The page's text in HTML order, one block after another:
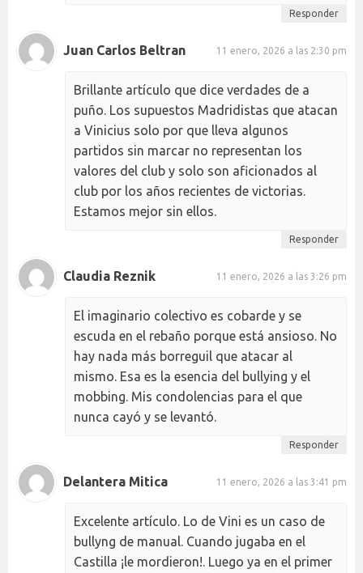
Responder
Juan Carlos Beltran 11 enero, 2026 a las 2:30 pm
Brillante artículo que dice verdades de a
puño. Los supuestos Madridistas que atacan
a Vinicius solo por que lleva algunos
partidos sin marcar no representan los
valores del club y solo son aficionados al
club por los años recientes de victorias.
Estamos mejor sin ellos.
Responder
Claudia Reznik 11 enero, 2026 a las 3:26 pm
El imaginario colectivo es cobarde y se
escuda en el rebaño porque está ansioso. No
hay nada más borreguil que atacar al
mismo. Esa es la esencia del bullying y el
mobbing. Mis condolencias para el que
nunca cayó y se levantó.
Responder
Delantera Mitica 11 enero, 2026 a las 3:41 pm
Excelente artículo. Lo de Vini es un caso de
bullyng de manual. Cuando jugaba en el
Castilla ¡le mordieron!. Luego ya en el primer